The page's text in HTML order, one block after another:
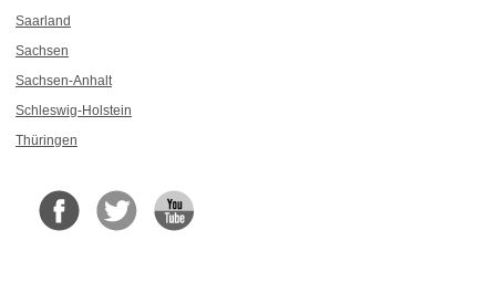
Saarland
Sachsen
Sachsen-Anhalt
Schleswig-Holstein
Thüringen